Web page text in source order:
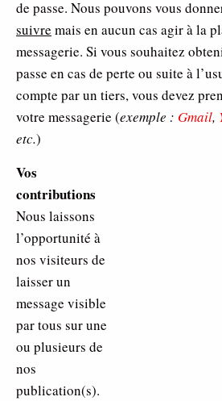
de passe. Nous pouvons vous
suivre mais en aucun cas agir à la
messagerie. Si vous souhaitez
passe en cas de perte ou suite à
compte par un tiers, vous devez
votre messagerie (exemple : Gmail,
etc.)
Vos
contributions
Nous laissons
l’opportunité à
nos visiteurs de
laisser un
message visible
par tous sur une
ou plusieurs de
nos
publication(s).